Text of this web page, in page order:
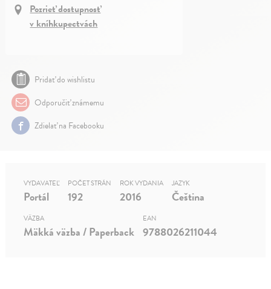
Pozrieť dostupnosť
v kníhkupectvách
Pridať do wishlistu
Odporučiť známemu
Zdielať na Facebooku
VYDAVATEĽ
Portál
POČET STRÁN
192
ROK VYDANIA
2016
JAZYK
Čeština
VÄZBA
Mäkká väzba / Paperback
EAN
9788026211044